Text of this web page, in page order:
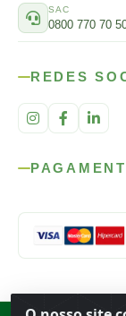
SAC
0800 770 70
REDES